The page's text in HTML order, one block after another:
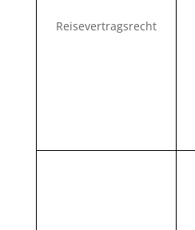
Reisevertragsrecht